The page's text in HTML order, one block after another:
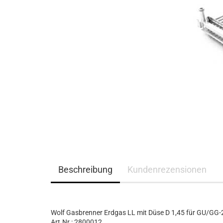
Beschreibung Kundenrezensionen
Wolf Gasbrenner Erdgas LL mit Düse D 1,45 für GU/GG-